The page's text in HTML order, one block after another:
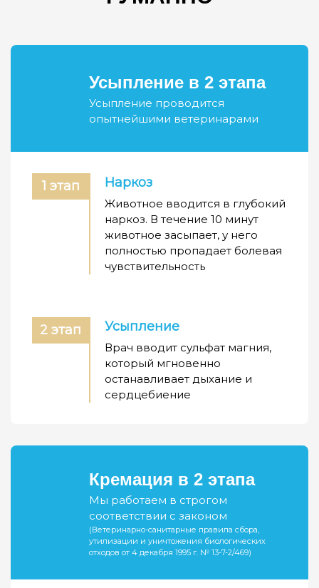
Усыпление в 2 этапа
Усыпление проводится
опытнейшими ветеринарами
1 этап Наркоз
Животное вводится в глубокий
наркоз. В течение 10 минут
животное засыпает, у него
полностью пропадает болевая
чувствительность
2 этап Усыпление
Врач вводит сульфат магния,
который мгновенно
останавливает дыхание и
сердцебиение
Кремация в 2 этапа
Мы работаем в строгом
соответствии с законом
(Ветеринарно-санитарные правила сбора,
утилизации и уничтожения биологических
отходов от 4 декабря 1995 г. № 13-7-2/469)